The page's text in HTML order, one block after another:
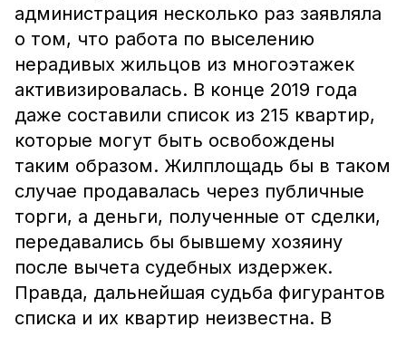
администрация несколько раз заявляла
о том, что работа по выселению
нерадивых жильцов из многоэтажек
активизировалась. В конце 2019 года
даже составили список из 215 квартир,
которые могут быть освобождены
таким образом. Жилплощадь бы в таком
случае продавалась через публичные
торги, а деньги, полученные от сделки,
передавались бы бывшему хозяину
после вычета судебных издержек.
Правда, дальнейшая судьба фигурантов
списка и их квартир неизвестна. В